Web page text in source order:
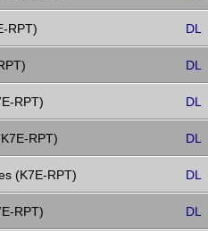
RPT) DL
DL
RPT) DL
RPT) DL
(K7E-RPT) DL
RPT) DL